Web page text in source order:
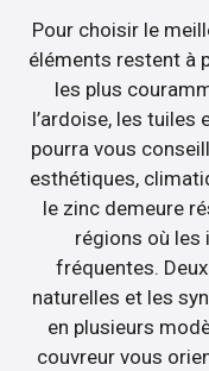
Pour choisir le
éléments restent à
les plus
l’ardoise, les tuiles
pourra vous
esthétiques,
le zinc demeure
régions où les
fréquentes.
naturelles et les
en plusieurs
couvreur vous